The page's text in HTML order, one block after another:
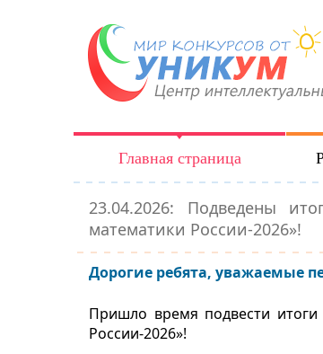
Главная страница
23.04.2026: Подведены
математики России-2026»!
Дорогие ребята, уважаемые
Пришло время подвести
России-2026»!